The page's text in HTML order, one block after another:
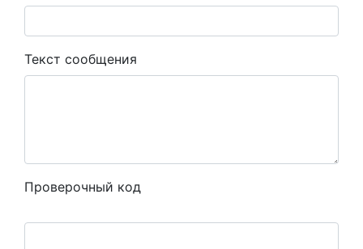
Текст сообщения
Проверочный код